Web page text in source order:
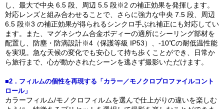
し、最大で中央 6.5 段、周辺 5.5 段※2 の補正効果を発揮します。
対応レンズと組み合わせることで、さらに強力な中央 7.5 段、周辺
6.5 段※3 の補正効果が得られるシンクロ手ぶれ補正にも対応してい
ます。また、マグネシウム合金ボディーの適所にシーリング部材を
配置し、防塵・防滴設計※4（保護等級 IP53）、-10℃の耐低温性能
を実現。急な天候の変化でも安心して持ち歩くことができ、日常か
ら旅行まで、心が動かされたシーンを逃さず撮影いただけます。
■2．フィルムの個性を再現する「カラー／モノクロプロファイルコント
ロール」
カラーフィルム/モノクロフィルムを選んで仕上がりの違いを楽しむ